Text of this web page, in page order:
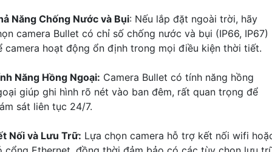
Năng Chống Nước và Bụi: Nếu lắp đặt ngoài trời, hãy
camera Bullet có chỉ số chống nước và bụi (IP66, IP67)
camera hoạt động ổn định trong mọi điều kiện thời tiết.
Năng Hồng Ngoại: Camera Bullet có tính năng hồng
giúp ghi hình rõ nét vào ban đêm, rất quan trọng để
sát liên tục 24/7.
Nối và Lưu Trữ: Lựa chọn camera hỗ trợ kết nối wifi